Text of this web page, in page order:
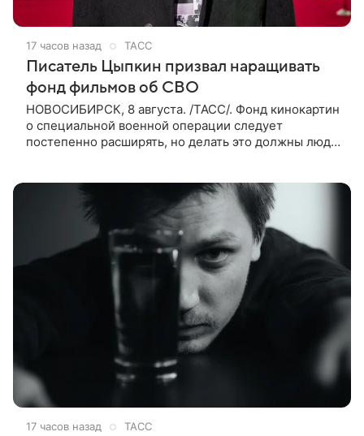
17 часов назад ТАСС
Писатель Цыпкин призвал наращивать
фонд фильмов об СВО
НОВОСИБИРСК, 8 августа. /ТАСС/. Фонд кинокартин
о специальной военной операции следует
постепенно расширять, но делать это должны люди,
17 часов назад ТАСС